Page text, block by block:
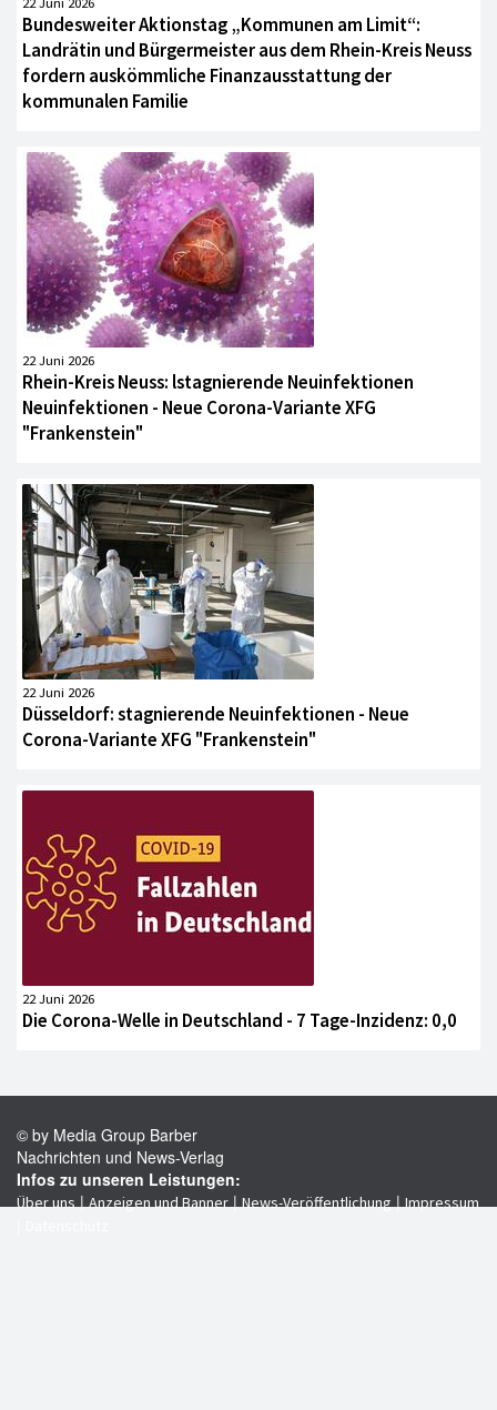
Bundesweiter Aktionstag „Kommunen am Limit“:
Landrätin und Bürgermeister aus dem Rhein-Kreis Neuss
fordern auskömmliche Finanzausstattung der
kommunalen Familie
22 Juni 2026
Rhein-Kreis Neuss: lstagnierende Neuinfektionen
Neuinfektionen - Neue Corona-Variante XFG
"Frankenstein"
22 Juni 2026
Düsseldorf: stagnierende Neuinfektionen - Neue
Corona-Variante XFG "Frankenstein"
22 Juni 2026
Die Corona-Welle in Deutschland - 7 Tage-Inzidenz: 0,0
© by Media Group Barber
Nachrichten und News-Verlag
Infos zu unseren Leistungen:
Über uns|Anzeigen und Banner|News-Veröffentlichung|Impressum